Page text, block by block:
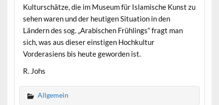
Kulturschätze, die im Museum für Islamische Kunst zu
sehen waren und der heutigen Situation in den
Ländern des sog. „Arabischen Frühlings“ fragt man
sich, was aus dieser einstigen Hochkultur
Vorderasiens bis heute geworden ist.
R. Johs
Allgemein